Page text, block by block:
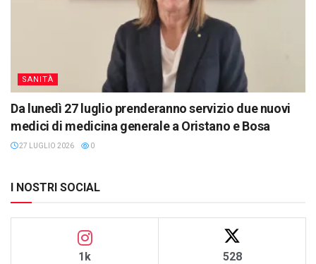
SANITÀ
Da lunedì 27 luglio prenderanno servizio due nuovi
medici di medicina generale a Oristano e Bosa
27 LUGLIO 2026 0
I NOSTRI SOCIAL
1k 528